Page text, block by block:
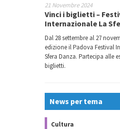
21 Novembre 2024
Vinci i biglietti –
Internazionale La
Dal 28 settembre al 27
edizione il Padova Festival
Sfera Danza. Partecipa alle
biglietti.
News per tema
Cultura